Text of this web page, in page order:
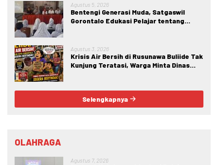
Agustus 5, 2026
Bentengi Generasi Muda, Satgaswil
Gorontalo Edukasi Pelajar tentang
Agustus 3, 2026
Krisis Air Bersih di Rusunawa Buliide Tak
Kunjung Teratasi, Warga Minta Dinas
Selengkapnya
OLAHRAGA
Agustus 7, 2026